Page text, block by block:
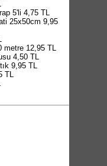
5'li 4,75 TL
25x50cm 9,95
12,95 TL
4,50 TL
9,95 TL